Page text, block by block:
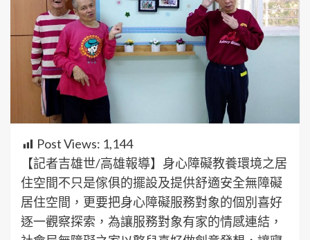
Post Views: 1,144
【記者吉雄世/高雄報導】身心障礙教養環境之居
住空間不只是傢俱的擺設及提供舒適安全無障礙
居住空間，更要把身心障礙服務對象的個別喜好
逐一觀察探索，為讓服務對象有家的情感連結，